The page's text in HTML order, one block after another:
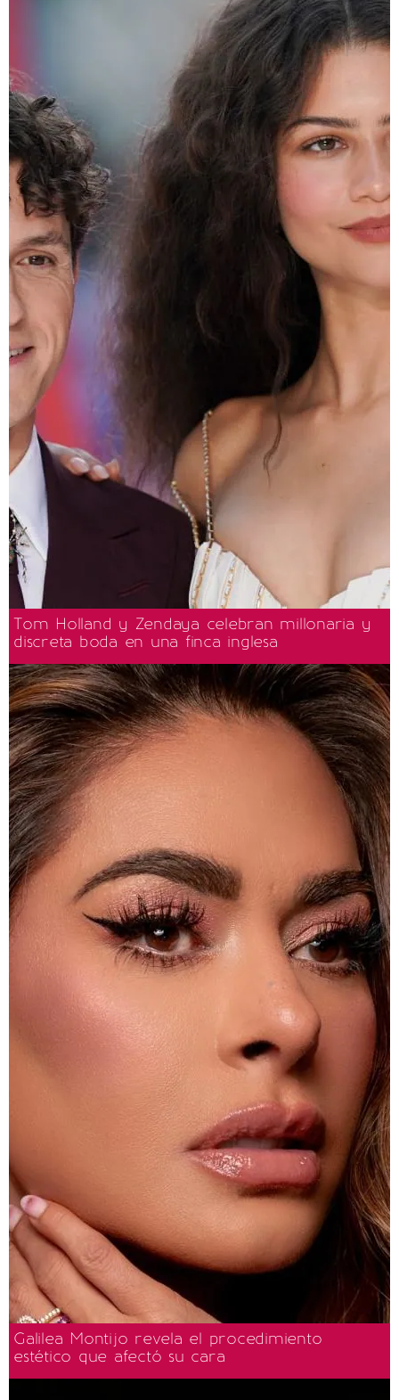
Tom Holland y Zendaya celebran millonaria y
discreta boda en una finca inglesa
Galilea Montijo revela el procedimiento
estético que afectó su cara